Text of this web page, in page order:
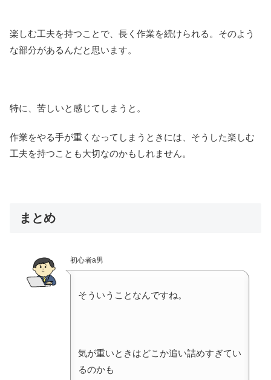
楽しむ工夫を持つことで、長く作業を続けられる。そのよう
な部分があるんだと思います。
特に、苦しいと感じてしまうと。
作業をやる手が重くなってしまうときには、そうした楽しむ
工夫を持つことも大切なのかもしれません。
まとめ
初心者a男
そういうことなんですね。
気が重いときはどこか追い詰めすぎてい
るのかも